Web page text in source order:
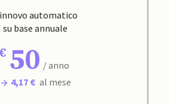
automatico
su base annuale
50 / anno
4,17 € al mese